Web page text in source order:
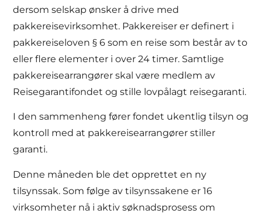
dersom selskap ønsker å drive med
pakkereisevirksomhet. Pakkereiser er definert i
pakkereiseloven § 6 som en reise som består av to
eller flere elementer i over 24 timer. Samtlige
pakkereisearrangører skal være medlem av
Reisegarantifondet og stille lovpålagt reisegaranti.
I den sammenheng fører fondet ukentlig tilsyn og
kontroll med at pakkereisearrangører stiller
garanti.
Denne måneden ble det opprettet en ny
tilsynssak. Som følge av tilsynssakene er 16
virksomheter nå i aktiv søknadsprosess om